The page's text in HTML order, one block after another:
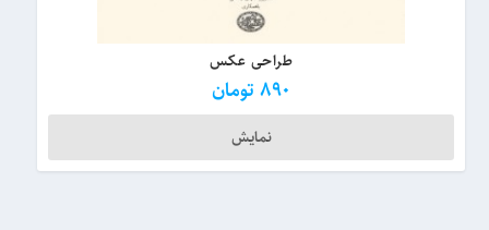
طراحی عکس
890 تومان
نمایش